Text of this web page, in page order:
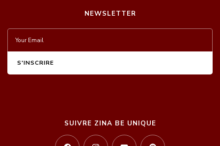
NEWSLETTER
SUIVRE ZINA BE UNIQUE